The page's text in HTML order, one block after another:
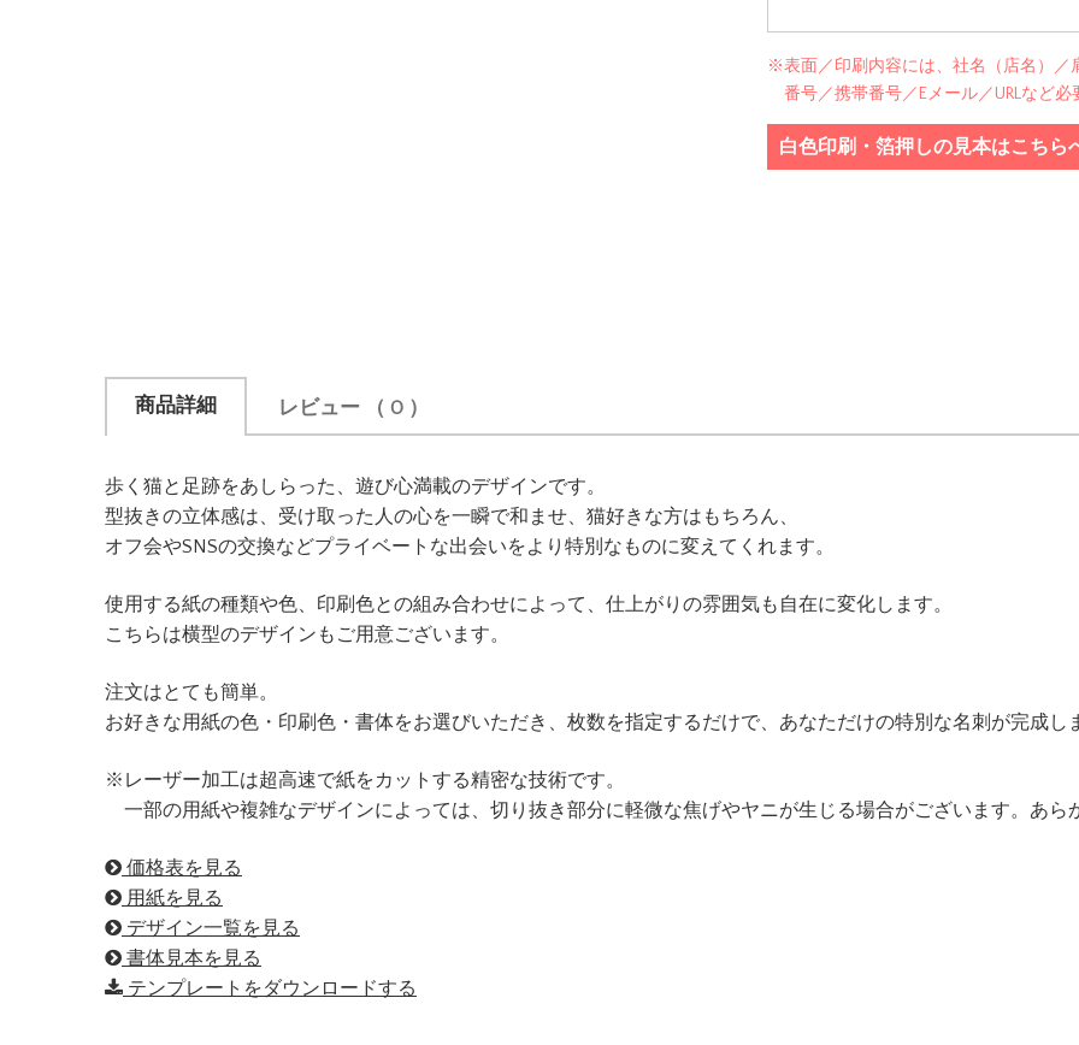
※表面／印刷内容には、社名（店名）／
番号／携帯番号／Eメール／URLなど必
白色印刷・箔押しの見本はこちら
商品詳細 レビュー （ 0 ）
歩く猫と足跡をあしらった、遊び心満載のデザインです。
型抜きの立体感は、受け取った人の心を一瞬で和ませ、猫好きな方はもちろん、
オフ会やSNSの交換などプライベートな出会いをより特別なものに変えてくれます。
使用する紙の種類や色、印刷色との組み合わせによって、仕上がりの雰囲気も自在に変化します。
こちらは横型のデザインもご用意ございます。
注文はとても簡単。
お好きな用紙の色・印刷色・書体をお選びいただき、枚数を指定するだけで、あなただけの特別な名刺が完成し
※レーザー加工は超高速で紙をカットする精密な技術です。
一部の用紙や複雑なデザインによっては、切り抜き部分に軽微な焦げやヤニが生じる場合がございます。あら
価格表を見る
用紙を見る
デザイン一覧を見る
書体見本を見る
テンプレートをダウンロードする